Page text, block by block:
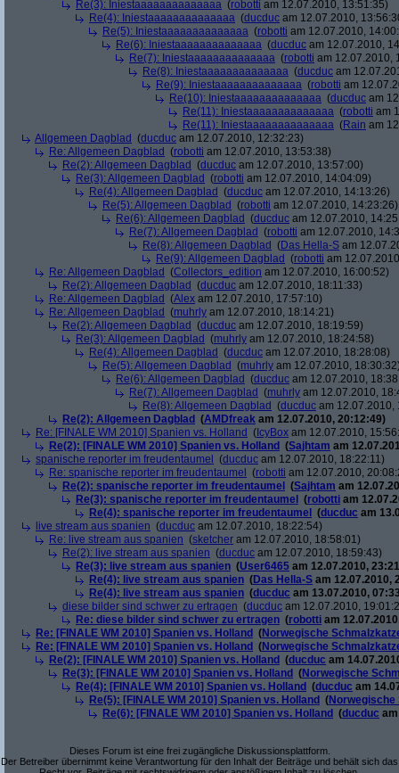
Re(3): Iniestaaaaaaaaaaaaaa (robotti am 12.07.2010, 13:51:35)
Re(4): Iniestaaaaaaaaaaaaaa (ducduc am 12.07.2010,
Re(5): Iniestaaaaaaaaaaaaaa (robotti am 12.07.2010,
Re(6): Iniestaaaaaaaaaaaaaa (ducduc am 12.07.2010,
Re(7): Iniestaaaaaaaaaaaaaa (robotti am 12.07.2010,
Re(8): Iniestaaaaaaaaaaaaaa (ducduc am
Re(9): Iniestaaaaaaaaaaaaaa (robotti am
Re(10): Iniestaaaaaaaaaaaaaa (ducduc am
Re(11): Iniestaaaaaaaaaaaaaa (robotti am
Re(11): Iniestaaaaaaaaaaaaaa (Rain am
Allgemeen Dagblad (ducduc am 12.07.2010, 12:32:23)
Re: Allgemeen Dagblad (robotti am 12.07.2010, 13:53:38)
Re(2): Allgemeen Dagblad (ducduc am 12.07.2010, 13:57:00)
Re(3): Allgemeen Dagblad (robotti am 12.07.2010, 14:04:09)
Re(4): Allgemeen Dagblad (ducduc am 12.07.2010, 14:13:26)
Re(5): Allgemeen Dagblad (robotti am 12.07.2010, 14:23:26)
Re(6): Allgemeen Dagblad (ducduc am 12.07.2010,
Re(7): Allgemeen Dagblad (robotti am 12.07.2010,
Re(8): Allgemeen Dagblad (Das Hella-S am
Re(9): Allgemeen Dagblad (robotti am
Re: Allgemeen Dagblad (Collectors_edition am 12.07.2010, 16:00:52)
Re(2): Allgemeen Dagblad (ducduc am 12.07.2010, 18:11:33)
Re: Allgemeen Dagblad (Alex am 12.07.2010, 17:57:10)
Re: Allgemeen Dagblad (muhrly am 12.07.2010, 18:14:21)
Re(2): Allgemeen Dagblad (ducduc am 12.07.2010, 18:19:59)
Re(3): Allgemeen Dagblad (muhrly am 12.07.2010, 18:24:58)
Re(4): Allgemeen Dagblad (ducduc am 12.07.2010, 18:28:08)
Re(5): Allgemeen Dagblad (muhrly am 12.07.2010,
Re(6): Allgemeen Dagblad (ducduc am 12.07.2010,
Re(7): Allgemeen Dagblad (muhrly am 12.07.2010,
Re(8): Allgemeen Dagblad (ducduc am 12.07.2010,
Re(2): Allgemeen Dagblad (AMDfreak am 12.07.2010, 20:12:49)
Re: [FINALE WM 2010] Spanien vs. Holland ( IcyBox am 12.07.2010,
Re(2): [FINALE WM 2010] Spanien vs. Holland (Sajhtam am
spanische reporter im freudentaumel
(ducduc am 12.07.2010, 18:22:11)
Re: spanische reporter im freudentaumel
(robotti am 12.07.2010,
Re(2): spanische reporter im freudentaumel
(Sajhtam am
Re(3): spanische reporter im freudentaumel
(robotti am
Re(4): spanische reporter im freudentaumel
(ducduc am
live stream aus spanien (ducduc am 12.07.2010, 18:22:54)
Re: live stream aus spanien (sketcher am 12.07.2010, 18:58:01)
Re(2): live stream aus spanien (ducduc am 12.07.2010, 18:59:43)
Re(3): live stream aus spanien (User6465 am 12.07.2010,
Re(4): live stream aus spanien (Das Hella-S am 12.07.2010,
Re(4): live stream aus spanien (ducduc am 13.07.2010,
diese bilder sind schwer zu ertragen (ducduc am 12.07.2010,
Re: diese bilder sind schwer zu ertragen (robotti am
Re: [FINALE WM 2010] Spanien vs. Holland (Norwegische
Re: [FINALE WM 2010] Spanien vs. Holland (Norwegische
Re(2): [FINALE WM 2010] Spanien vs. Holland (ducduc am
Re(3): [FINALE WM 2010] Spanien vs. Holland (Norwegische
Re(4): [FINALE WM 2010] Spanien vs. Holland (ducduc am
Re(5): [FINALE WM 2010] Spanien vs. Holland (
Re(6): [FINALE WM 2010] Spanien vs. Holland (ducduc
Dieses Forum ist eine frei zugängliche Diskussionsplattform.
Der Betreiber übernimmt keine Verantwortung für den Inhalt der Beiträge und behält sich das